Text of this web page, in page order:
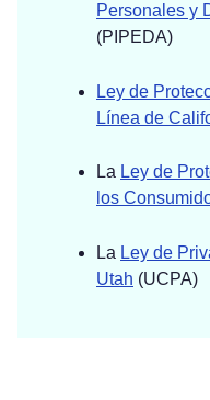
Personales y
(PIPEDA)
Ley de
Línea de
La Ley de
los
La Ley de
Utah (UCPA)